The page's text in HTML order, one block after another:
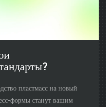
пластмасс на новый
формы станут вашим